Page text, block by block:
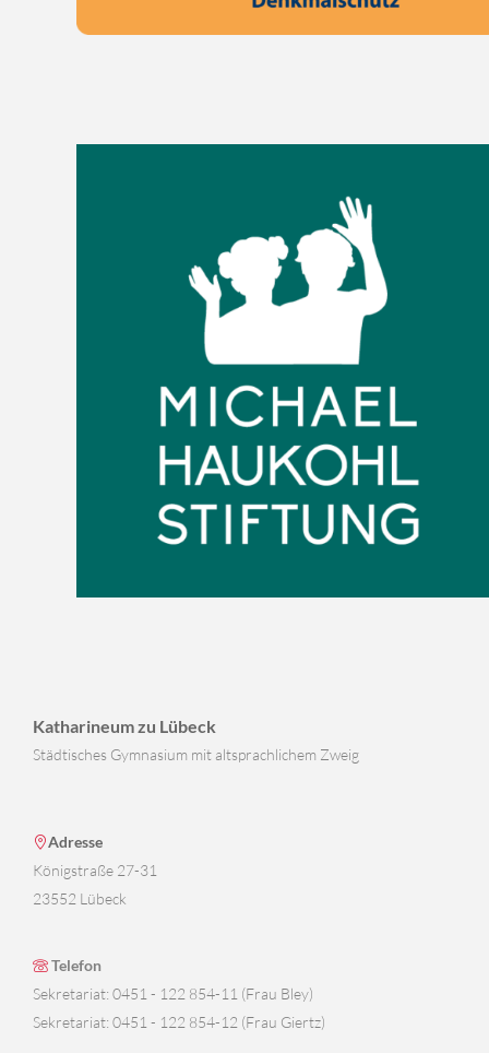
Katharineum zu Lübeck
Städtisches Gymnasium mit altsprachlichem Zweig
Adresse
Königstraße 27-31
23552 Lübeck
Telefon
Sekretariat: 0451 - 122 854-11 (Frau Bley)
Sekretariat: 0451 - 122 854-12 (Frau Giertz)